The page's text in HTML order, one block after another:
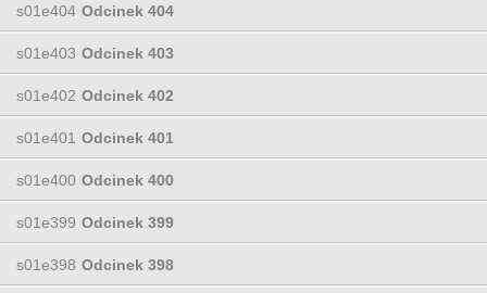
s01e404 Odcinek 404
s01e403 Odcinek 403
s01e402 Odcinek 402
s01e401 Odcinek 401
s01e400 Odcinek 400
s01e399 Odcinek 399
s01e398 Odcinek 398